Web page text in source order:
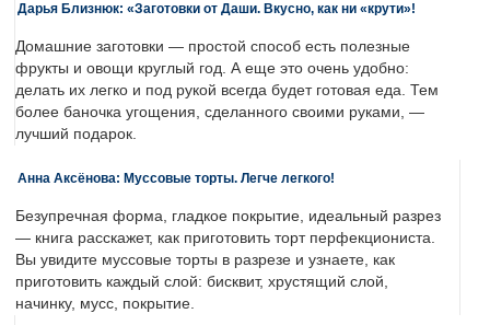
Дарья Близнюк: «Заготовки от Даши. Вкусно, как ни «крути»!
Домашние заготовки — простой способ есть полезные
фрукты и овощи круглый год. А еще это очень удобно:
делать их легко и под рукой всегда будет готовая еда. Тем
более баночка угощения, сделанного своими руками, —
лучший подарок.
Анна Аксёнова: Муссовые торты. Легче легкого!
Безупречная форма, гладкое покрытие, идеальный разрез
— книга расскажет, как приготовить торт перфекциониста.
Вы увидите муссовые торты в разрезе и узнаете, как
приготовить каждый слой: бисквит, хрустящий слой,
начинку, мусс, покрытие.